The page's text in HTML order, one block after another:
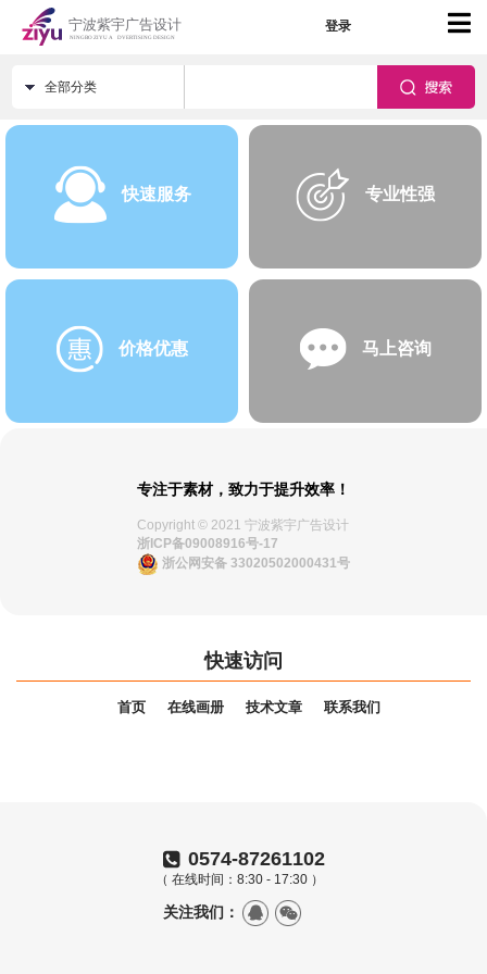
登录
全部分类
快速服务 专业性强
价格优惠 马上咨询
专注于素材，致力于提升效率！
Copyright © 2021 宁波紫宇广告设计
浙ICP备09008916号-17
浙公网安备 33020502000431号
快速访问
首页 在线画册 技术文章 联系我们
0574-87261102
（ 在线时间：8:30 - 17:30 ）
关注我们：